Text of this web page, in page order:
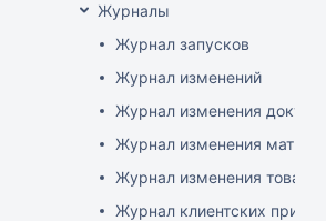
Журналы
Журнал запусков
Журнал изменений
Журнал изменения
Журнал изменения матриц
Журнал изменения товаров
Журнал клиентских